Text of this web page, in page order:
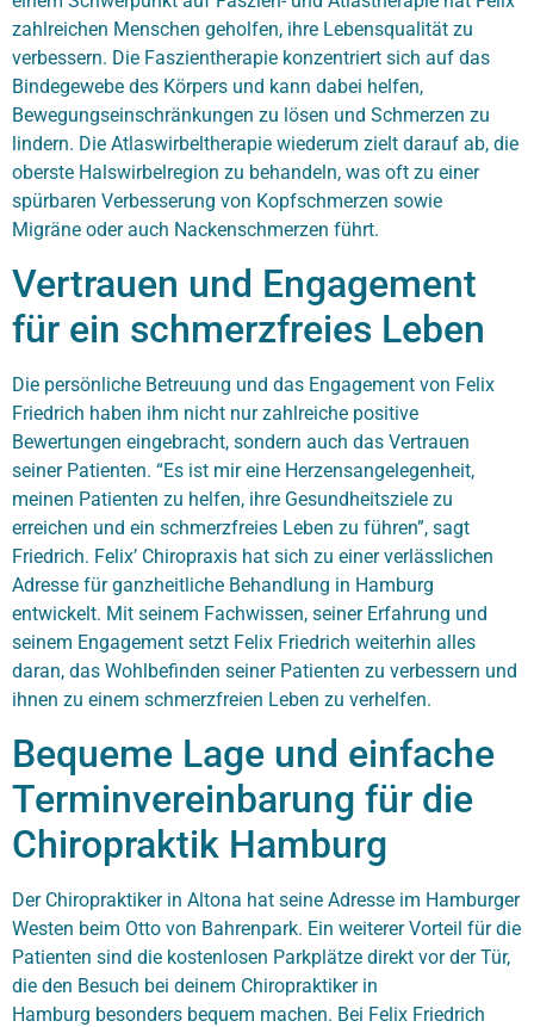
zahlreichen Menschen geholfen, ihre Lebensqualität zu
verbessern. Die Faszientherapie konzentriert sich auf das
Bindegewebe des Körpers und kann dabei helfen,
Bewegungseinschränkungen zu lösen und Schmerzen zu
lindern. Die Atlaswirbeltherapie wiederum zielt darauf ab, die
oberste Halswirbelregion zu behandeln, was oft zu einer
spürbaren Verbesserung von Kopfschmerzen sowie
Migräne oder auch Nackenschmerzen führt.
Vertrauen und Engagement
für ein schmerzfreies Leben
Die persönliche Betreuung und das Engagement von Felix
Friedrich haben ihm nicht nur zahlreiche positive
Bewertungen eingebracht, sondern auch das Vertrauen
seiner Patienten. “Es ist mir eine Herzensangelegenheit,
meinen Patienten zu helfen, ihre Gesundheitsziele zu
erreichen und ein schmerzfreies Leben zu führen”, sagt
Friedrich. Felix’ Chiropraxis hat sich zu einer verlässlichen
Adresse für ganzheitliche Behandlung in Hamburg
entwickelt. Mit seinem Fachwissen, seiner Erfahrung und
seinem Engagement setzt Felix Friedrich weiterhin alles
daran, das Wohlbefinden seiner Patienten zu verbessern und
ihnen zu einem schmerzfreien Leben zu verhelfen.
Bequeme Lage und einfache
Terminvereinbarung für die
Chiropraktik Hamburg
Der Chiropraktiker in Altona hat seine Adresse im Hamburger
Westen beim Otto von Bahrenpark. Ein weiterer Vorteil für die
Patienten sind die kostenlosen Parkplätze direkt vor der Tür,
die den Besuch bei deinem Chiropraktiker in
Hamburg besonders bequem machen. Bei Felix Friedrich